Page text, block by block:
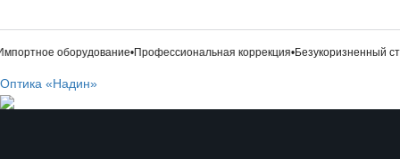
оборудование•Профессиональная коррекция•Безукоризненный стиль•
Оптика «Надин»